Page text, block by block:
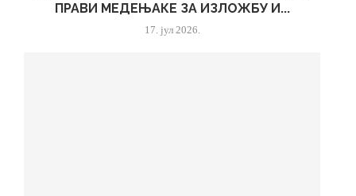
ПРАВИ МЕДЕЊАКЕ ЗА ИЗЛОЖБУ И...
17. јул 2026.